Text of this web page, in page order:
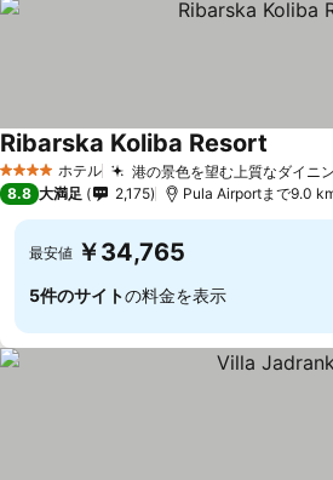
4 ホテルのランク
ホテル 港の景色を望む上質なダイニ
Ribarska Koliba Resort
8.8 大満足 2,175 Pula Airportまで9.0
最安値 ￥34,765
5件のサイトの料金を表示